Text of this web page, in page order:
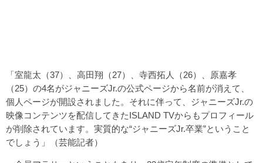
「室龍太（37）、高田翔（27）、寺西拓人（26）、原嘉孝
（25）の4名がジャニーズJr.の公式ページから名前が消えて、
個人ページが開設されました。それに伴って、ジャニーズJr.の
映像コンテンツを配信してきたISLAND TVからもプロフィール
が削除されています。実質的な“ジャニーズJr.卒業”ということ
でしょう」（芸能記者）